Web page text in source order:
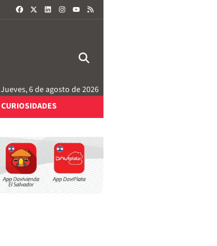
FACEBOOKLINKEDININSTAGRAM
Jueves, 6 de agosto de 2026
CURIOSIDADES